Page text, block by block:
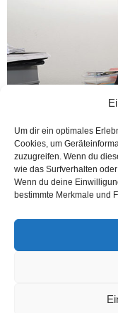
Um dir ein optimales
Cookies, um
zuzugreifen. Wenn du
wie das Surfverhalten
Wenn du deine
bestimmte Merkmale und
BIELEFELD (Öztürk)
Öztürk’e anlattı. 1977
Weiterlesen